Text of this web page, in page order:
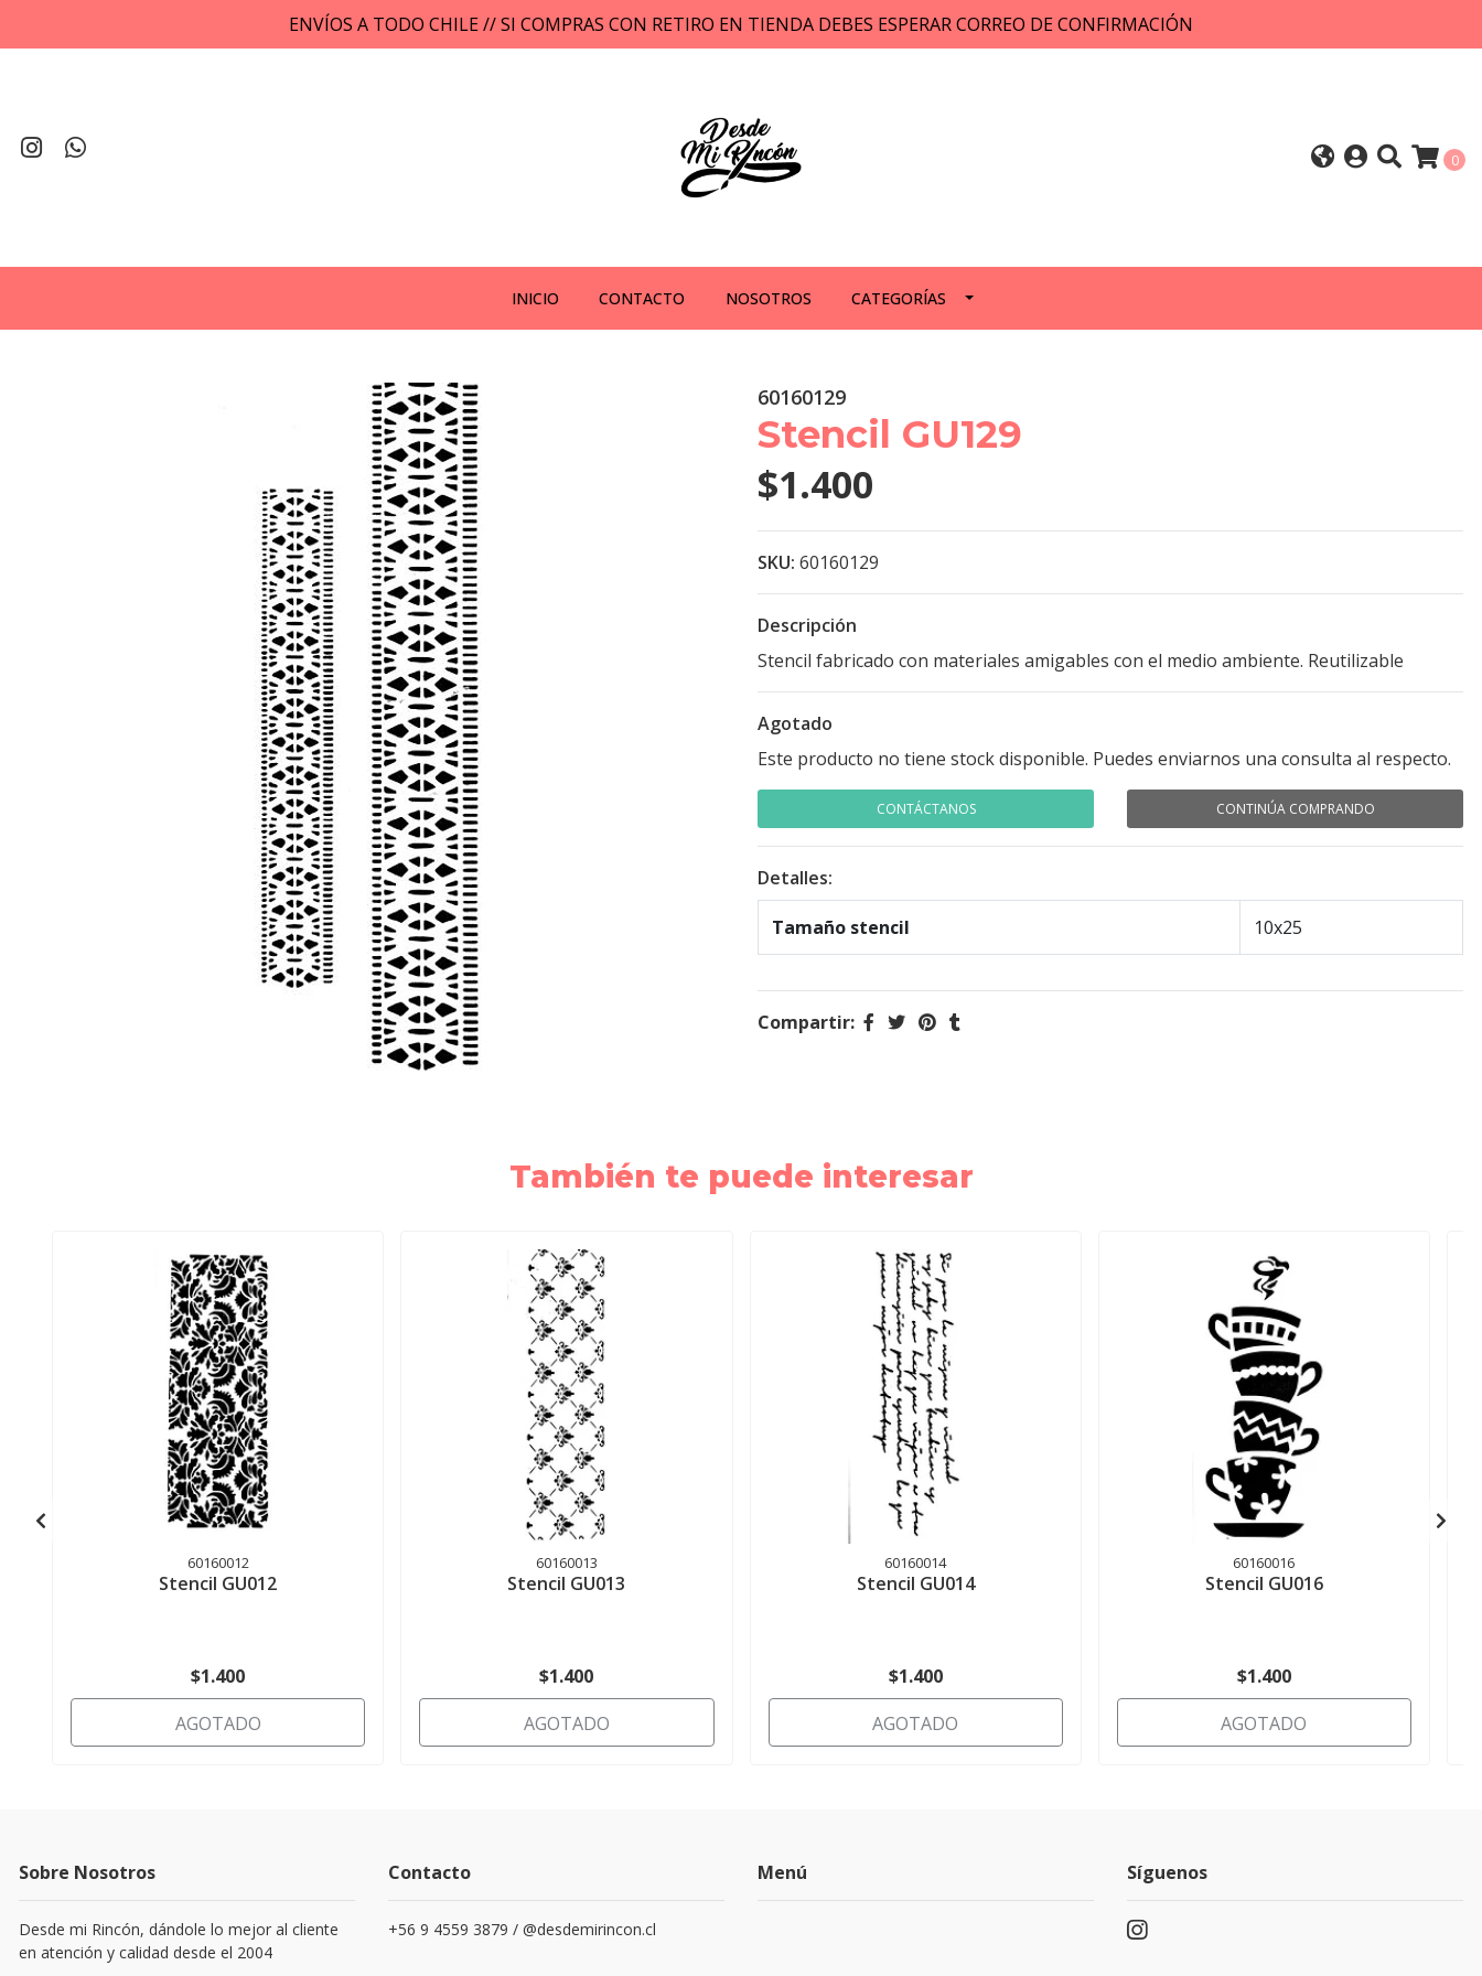
ENVÍOS A TODO CHILE // SI COMPRAS CON RETIRO EN TIENDA DEBES ESPERAR CORREO DE CONFIRMACIÓN
0
INICIO CONTACTO NOSOTROS CATEGORÍAS
60160129
Stencil GU129
$1.400
SKU: 60160129
Descripción
Stencil fabricado con materiales amigables con el medio ambiente. Reutilizable
Agotado
Este producto no tiene stock disponible. Puedes enviarnos una consulta al respecto.
CONTÁCTANOS CONTINÚA COMPRANDO
Detalles:
Tamaño stencil 10x25
Compartir:
También te puede interesar
60160012
Stencil GU012
$1.400
AGOTADO
60160013
Stencil GU013
$1.400
AGOTADO
60160014
Stencil GU014
$1.400
AGOTADO
60160016
Stencil GU016
$1.400
AGOTADO
Sobre Nosotros
Desde mi Rincón, dándole lo mejor al cliente
en atención y calidad desde el 2004
Contacto
+56 9 4559 3879 / @desdemirincon.cl
Menú Síguenos